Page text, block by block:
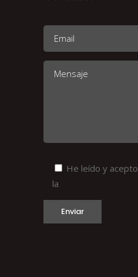
He leído y acepto
la